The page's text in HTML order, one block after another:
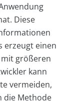
Diese
erzeugt einen
größeren
kann
vermeiden,
die Methode